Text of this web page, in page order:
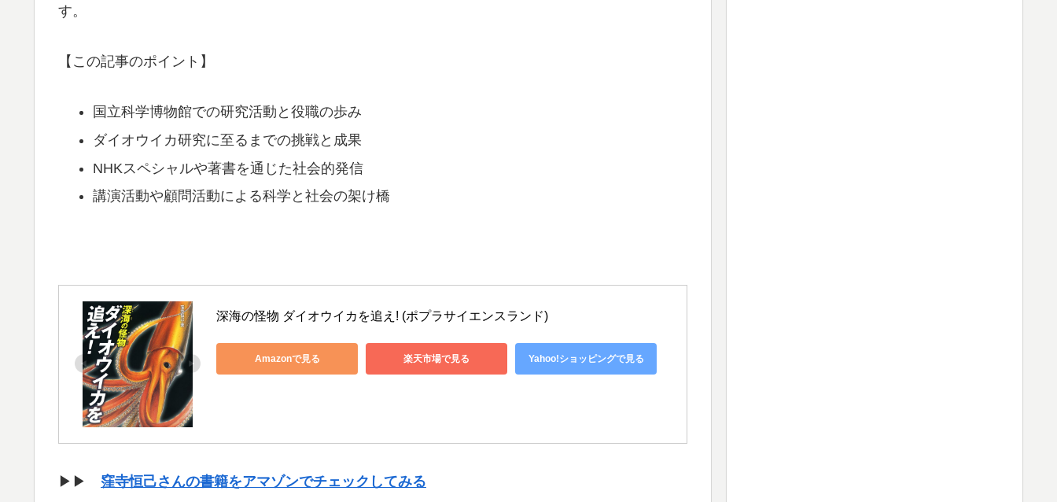
す。
【この記事のポイント】
国立科学博物館での研究活動と役職の歩み
ダイオウイカ研究に至るまでの挑戦と成果
NHKスペシャルや著書を通じた社会的発信
講演活動や顧問活動による科学と社会の架け橋
深海の怪物 ダイオウイカを追え! (ポプラサイエンスランド)
Amazonで見る 楽天市場で見る Yahoo!ショッピングで見る
▶▶ 窪寺恒己さんの書籍をアマゾンでチェックしてみる